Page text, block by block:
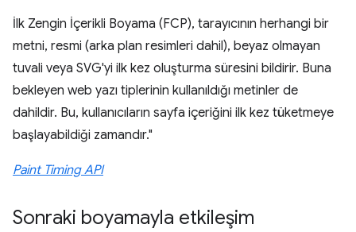
İlk Zengin İçerikli Boyama (FCP), tarayıcının herhangi bir
metni, resmi (arka plan resimleri dahil), beyaz olmayan
tuvali veya SVG'yi ilk kez oluşturma süresini bildirir. Buna
bekleyen web yazı tiplerinin kullanıldığı metinler de
dahildir. Bu, kullanıcıların sayfa içeriğini ilk kez tüketmeye
başlayabildiği zamandır."
Paint Timing API
Sonraki boyamayla etkileşim